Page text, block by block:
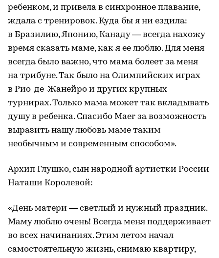
ребенком, и привела в синхронное плавание,
ждала с тренировок. Куда бы я ни ездила:
в Бразилию, Японию, Канаду — всегда нахожу
время сказать маме, как я ее люблю. Для меня
всегда было важно, что мама болеет за меня
на трибуне. Так было на Олимпийских играх
в Рио-де-Жанейро и других крупных
турнирах. Только мама может так вкладывать
душу в ребенка. Спасибо Maer за возможность
выразить нашу любовь маме таким
необычным и современным способом».
Архип Глушко, сын народной артистки России
Наташи Королевой:
«День матери — светлый и нужный праздник.
Маму люблю очень! Всегда меня поддерживает
во всех начинаниях. Этим летом начал
самостоятельную жизнь, снимаю квартиру,